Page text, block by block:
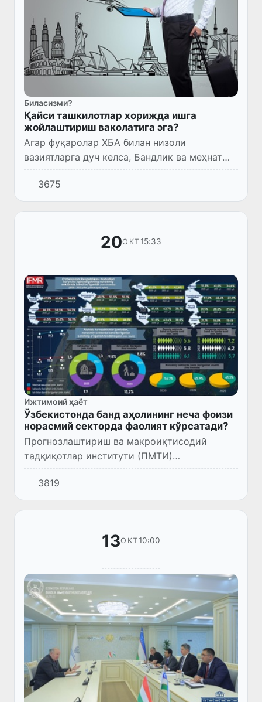
Биласизми?
Қайси ташкилотлар хорижда ишга
жойлаштириш ваколатига эга?
Агар фуқаролар ХБА билан низоли
вазиятларга дуч келса, Бандлик ва меҳнат
муносабатлари вазирлигига мурожаат
қилиши мумкин.
3675
20ОКТ15:33
Ижтимоий ҳаёт
Ўзбекистонда банд аҳолининг неча фоизи
норасмий секторда фаолият кўрсатади?
Прогнозлаштириш ва макроиқтисодий
тадқиқотлар институти (ПМТИ)
мутахассислари меҳнатга лаёқатли
фуқароларнинг норасмий секторда банд
бўлиши билан боғлиқ ҳолатни таҳлил қилди.
3819
13ОКТ10:00